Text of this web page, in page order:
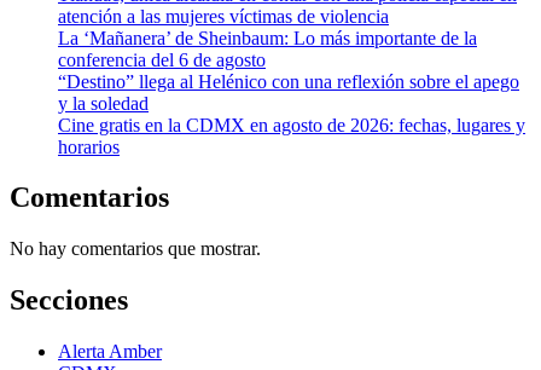
atención a las mujeres víctimas de violencia
La ‘Mañanera’ de Sheinbaum: Lo más importante de la
conferencia del 6 de agosto
“Destino” llega al Helénico con una reflexión sobre el apego
y la soledad
Cine gratis en la CDMX en agosto de 2026: fechas, lugares y
horarios
Comentarios
No hay comentarios que mostrar.
Secciones
Alerta Amber